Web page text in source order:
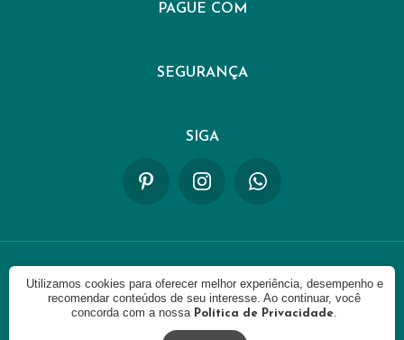
PAGUE COM
SEGURANÇA
SIGA
© 2021 - FIKKA. CNPJ: 42335487000103. Todos os direitos
reservados.
Utilizamos cookies para oferecer melhor experiência, desempenho e
recomendar conteúdos de seu interesse. Ao continuar, você
concorda com a nossa Política de Privacidade.